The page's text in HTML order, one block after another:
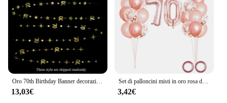
Oro 70th Birthday Banner decorazioni numero 70 Circle Dot Twinkle Star ghirlande fondale appeso per la festa di compleanno di 70 anni
13,03€
Set di palloncini misti in oro rosa da 25 pezzi, decorazioni per feste di 70° compleanno, decorazioni per feste di compleanno per donne di 70 anni
3,42€